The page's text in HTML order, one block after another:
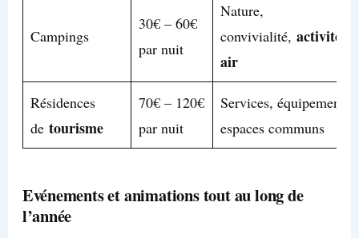
Campings
30€ – 60€
par nuit
Nature,
convivialité, activités
air
Résidences
de tourisme
70€ – 120€
par nuit
Services, équipements,
espaces communs
Evénements et animations tout au long de
l’année